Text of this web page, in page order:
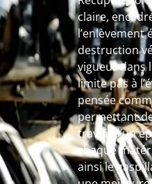
claire,
l’enlèvement
destruction
vigueur dans
limite pas à
pensée
permettant
travail d’un
chaque
ainsi le